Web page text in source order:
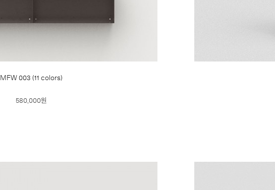
MFW 003 (11 colors)
580,000원